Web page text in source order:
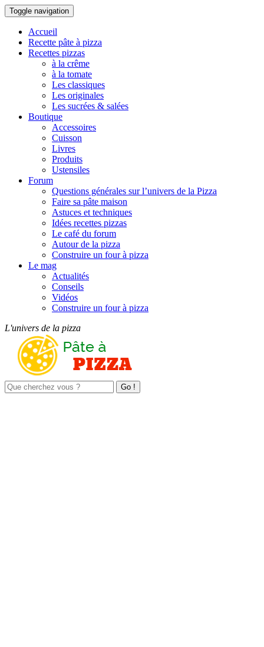
Toggle navigation
Accueil
Recette pâte à pizza
Recettes pizzas
à la crême
à la tomate
Les classiques
Les originales
Les sucrées & salées
Boutique
Accessoires
Cuisson
Livres
Produits
Ustensiles
Forum
Questions générales sur l’univers de la Pizza
Faire sa pâte maison
Astuces et techniques
Idées recettes pizzas
Le café du forum
Autour de la pizza
Construire un four à pizza
Le mag
Actualités
Conseils
Vidéos
Construire un four à pizza
L'univers de la pizza